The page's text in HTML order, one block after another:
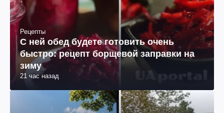
Рецепты
С ней обед будете готовить очень
быстро: рецепт борщевой заправки на
зиму
21 час назад